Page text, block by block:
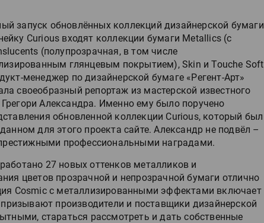
запуск обновлённых коллекций дизайнерской бумаги
Curious входят коллекции бумаги Metallics (с
(полупрозрачная, в том числе
глянцевым покрытием), Skin и Touche Soft
менеджер по дизайнерской бумаге «Регент-Арт»
своеобразный репортаж из мастерской известного
Александра. Именно ему было поручено
обновленной коллекции Curious, который был
для этого проекта сайте. Александр не подвёл –
профессиональными наградами.
27 новых оттенков металликов и
цветов прозрачной и непрозрачной бумаги отлично
Cosmic с металлизированными эффектами включает
производители и поставщики дизайнерской
стараться рассмотреть и дать собственные